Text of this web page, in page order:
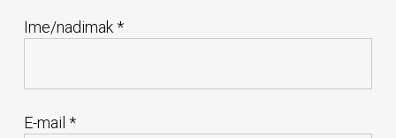
Ime/nadimak*
E-mail *